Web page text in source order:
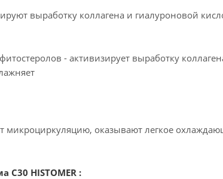
выработку коллагена и гиалуроновой
- активизирует выработку
микроциркуляцию, оказывают легкое
HISTOMER :